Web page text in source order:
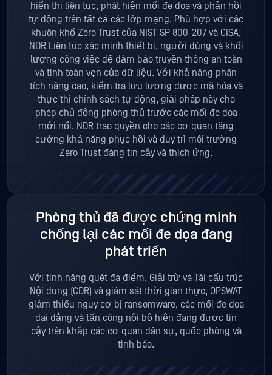
hiển thị liên tục, phát hiện mối đe dọa và phản hồi
tự động trên tất cả các lớp mạng. Phù hợp với các
khuôn khổ Zero Trust của NIST SP 800-207 và CISA,
NDR Liên tục xác minh thiết bị, người dùng và khối
lượng công việc để đảm bảo truyền thông an toàn
và tính toàn vẹn của dữ liệu. Với khả năng phân
tích nâng cao, kiểm tra lưu lượng được mã hóa và
thực thi chính sách tự động, giải pháp này cho
phép chủ động phòng thủ trước các mối đe dọa
mới nổi. NDR trao quyền cho các cơ quan tăng
cường khả năng phục hồi và duy trì môi trường
Zero Trust đáng tin cậy và thích ứng.
Phòng thủ đã được chứng minh
chống lại các mối đe dọa đang
phát triển
Với tính năng quét đa điểm, Giải trừ và Tái cấu trúc
Nội dung (CDR) và giám sát thời gian thực, OPSWAT
giảm thiểu nguy cơ bị ransomware, các mối đe dọa
dai dẳng và tấn công nội bộ hiện đang được tin
cậy trên khắp các cơ quan dân sự, quốc phòng và
tình báo.